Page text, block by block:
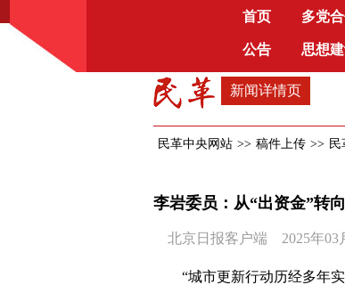
首页 多党
公告 思想
新闻详情页
民革中央网站 >> 稿件上传 >> 民
李岩委员：从“出资金”转
北京日报客户端 2025年03
“城市更新行动历经多年